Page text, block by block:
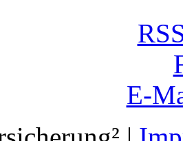
E-